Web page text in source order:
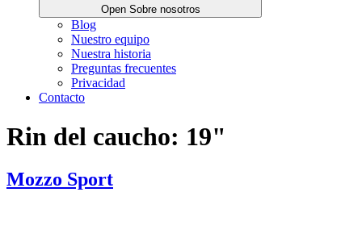
Open Sobre nosotros
Blog
Nuestro equipo
Nuestra historia
Preguntas frecuentes
Privacidad
Contacto
Rin del caucho: 19"
Mozzo Sport